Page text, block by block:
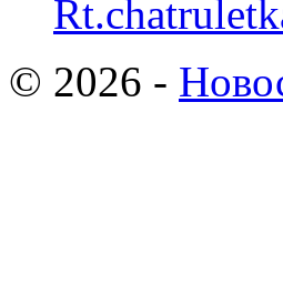
© 2026 -